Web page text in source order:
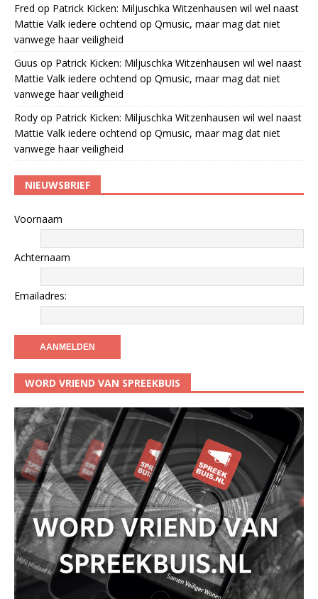
Fred op Patrick Kicken: Miljuschka Witzenhausen wil wel naast
Mattie Valk iedere ochtend op Qmusic, maar mag dat niet
vanwege haar veiligheid
Guus op Patrick Kicken: Miljuschka Witzenhausen wil wel naast
Mattie Valk iedere ochtend op Qmusic, maar mag dat niet
vanwege haar veiligheid
Rody op Patrick Kicken: Miljuschka Witzenhausen wil wel naast
Mattie Valk iedere ochtend op Qmusic, maar mag dat niet
vanwege haar veiligheid
NIEUWSBRIEF
Voornaam
Achternaam
Emailadres:
WORD VRIEND VAN SPREEKBUIS